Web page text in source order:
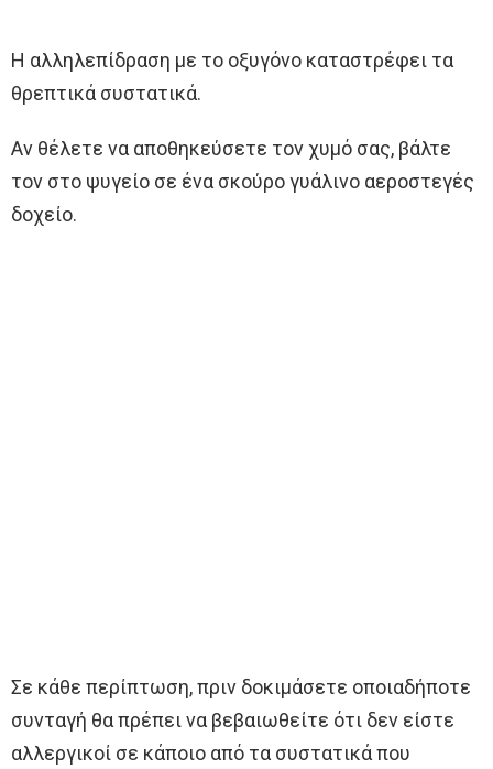
Η αλληλεπίδραση με το οξυγόνο καταστρέφει τα
θρεπτικά συστατικά.
Αν θέλετε να αποθηκεύσετε τον χυμό σας, βάλτε
τον στο ψυγείο σε ένα σκούρο γυάλινο αεροστεγές
δοχείο.
Σε κάθε περίπτωση, πριν δοκιμάσετε οποιαδήποτε
συνταγή θα πρέπει να βεβαιωθείτε ότι δεν είστε
αλλεργικοί σε κάποιο από τα συστατικά που